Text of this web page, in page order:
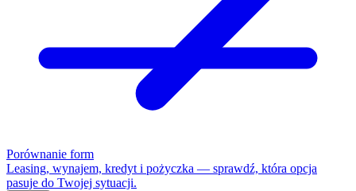
Porównanie form
Leasing, wynajem, kredyt i pożyczka — sprawdź, która opcja
pasuje do Twojej sytuacji.